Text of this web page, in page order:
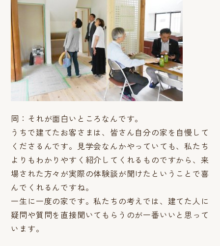
岡：それが面白いところなんです。
うちで建てたお客さまは、皆さん自分の家を自慢して
くださるんです。見学会なんかやっていても、私たち
よりもわかりやすく紹介してくれるものですから、来
場された方々が実際の体験談が聞けたということで喜
んでくれるんですね。
一生に一度の家です。私たちの考えでは、建てた人に
疑問や質問を直接聞いてもらうのが一番いいと思って
います。